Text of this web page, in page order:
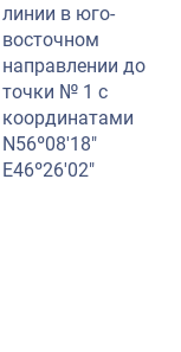
линии в юго-
восточном
направлении до
точки № 1 с
координатами
N56º08′18″
E46º26′02″